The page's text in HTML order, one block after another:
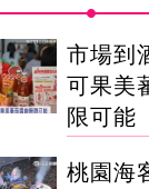
市場到
可果美
限可能
桃園海